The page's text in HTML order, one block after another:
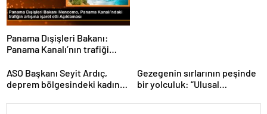
Panama Dışişleri Bakanı:
Panama Kanalı’nın trafiği
ASO Başkanı Seyit Ardıç,
deprem bölgesindeki kadın
gerektiğini vurguladı
Gezegenin sırlarının peşinde
bir yolculuk: “Ulusal